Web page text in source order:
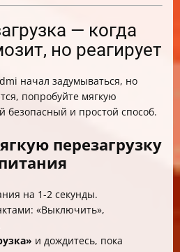
— когда
но реагирует
начал задумываться, но
попробуйте мягкую
безопасный и простой способ.
перезагрузку
на 1-2 секунды.
«Выключить»,
и дождитесь, пока